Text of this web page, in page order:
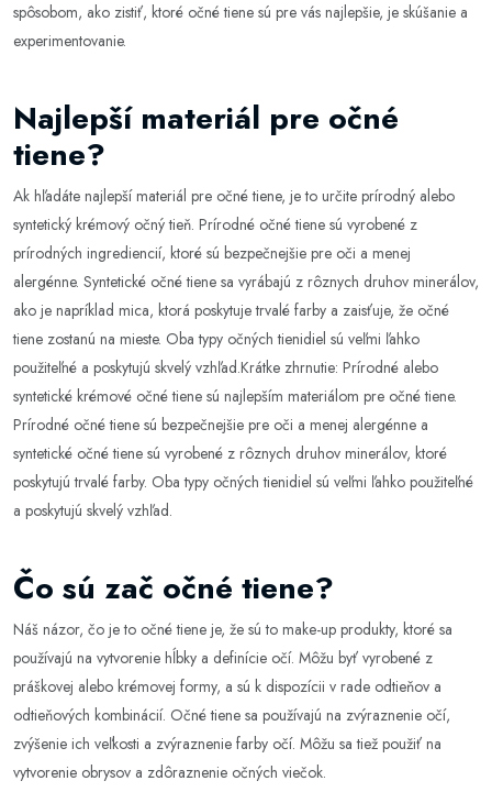
spôsobom, ako zistiť, ktoré očné tiene sú pre vás najlepšie, je skúšanie a
experimentovanie.
Najlepší materiál pre očné
tiene?
Ak hľadáte najlepší materiál pre očné tiene, je to určite prírodný alebo
syntetický krémový očný tieň. Prírodné očné tiene sú vyrobené z
prírodných ingrediencií, ktoré sú bezpečnejšie pre oči a menej
alergénne. Syntetické očné tiene sa vyrábajú z rôznych druhov minerálov,
ako je napríklad mica, ktorá poskytuje trvalé farby a zaisťuje, že očné
tiene zostanú na mieste. Oba typy očných tienidiel sú veľmi ľahko
použiteľné a poskytujú skvelý vzhľad.Krátke zhrnutie: Prírodné alebo
syntetické krémové očné tiene sú najlepším materiálom pre očné tiene.
Prírodné očné tiene sú bezpečnejšie pre oči a menej alergénne a
syntetické očné tiene sú vyrobené z rôznych druhov minerálov, ktoré
poskytujú trvalé farby. Oba typy očných tienidiel sú veľmi ľahko použiteľné
a poskytujú skvelý vzhľad.
Čo sú zač očné tiene?
Náš názor, čo je to očné tiene je, že sú to make-up produkty, ktoré sa
používajú na vytvorenie hĺbky a definície očí. Môžu byť vyrobené z
práškovej alebo krémovej formy, a sú k dispozícii v rade odtieňov a
odtieňových kombinácií. Očné tiene sa používajú na zvýraznenie očí,
zvýšenie ich veľkosti a zvýraznenie farby očí. Môžu sa tiež použiť na
vytvorenie obrysov a zdôraznenie očných viečok.